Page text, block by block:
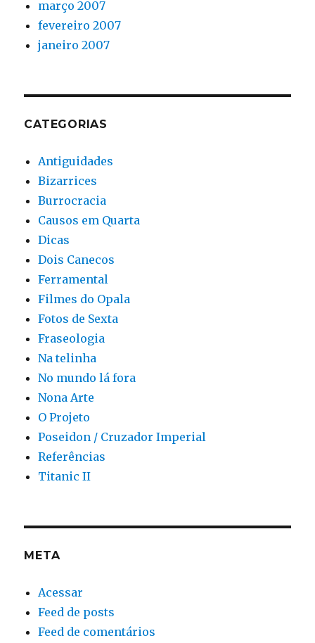
março 2007
fevereiro 2007
janeiro 2007
CATEGORIAS
Antiguidades
Bizarrices
Burrocracia
Causos em Quarta
Dicas
Dois Canecos
Ferramental
Filmes do Opala
Fotos de Sexta
Fraseologia
Na telinha
No mundo lá fora
Nona Arte
O Projeto
Poseidon / Cruzador Imperial
Referências
Titanic II
META
Acessar
Feed de posts
Feed de comentários